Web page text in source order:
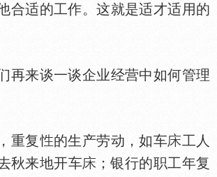
合适的工作。这就是适才适用的
来谈一谈企业经营中如何管理
重复 的生产劳动，如车
工人
秋来地开车
；银行的职工年复